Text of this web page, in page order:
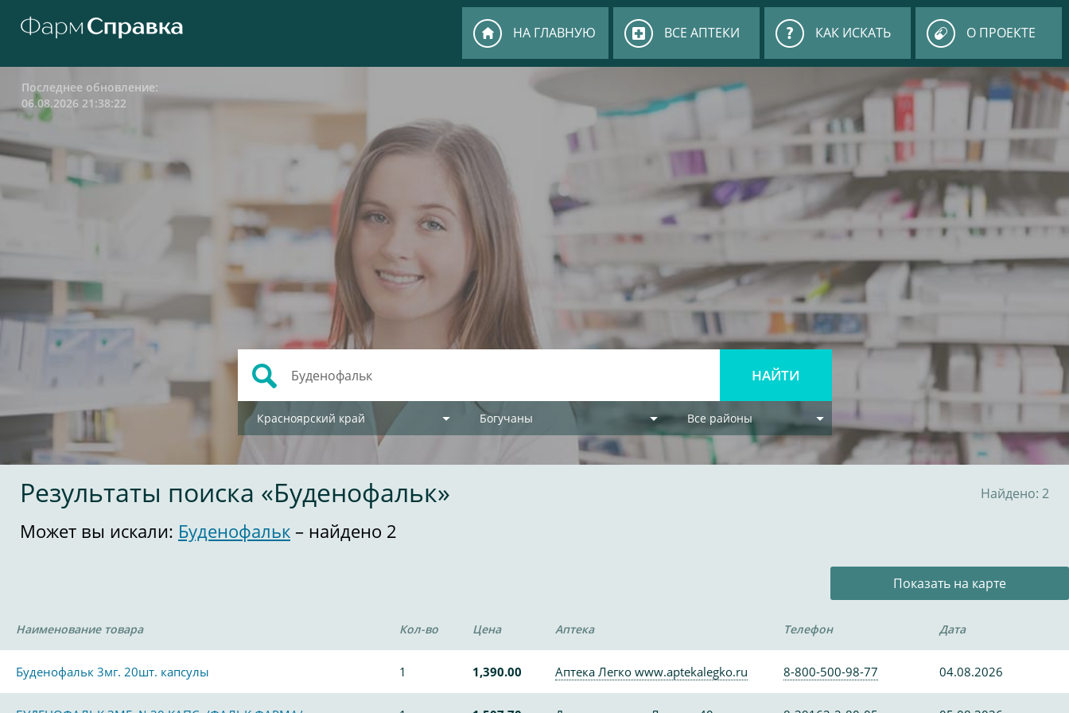
НА ГЛАВНУЮ ВСЕ АПТЕКИ КАК ИСКАТЬ О ПРОЕКТЕ
Последнее обновление:
06.08.2026 21:38:22
Красноярский край Богучаны Все районы
Результаты поиска «Буденофальк» Найдено: 2
Может вы искали: Буденофальк – найдено 2
Показать на карте
Наименование товара Кол-во Цена Аптека Телефон Дата
Буденофальк 3мг. 20шт. капсулы 1 1,390.00 Аптека Легко www.aptekalegko.ru 8-800-500-98-77 04.08.2026